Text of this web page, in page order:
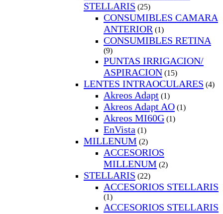
STELLARIS (25)
CONSUMIBLES CAMARA
ANTERIOR (1)
CONSUMIBLES RETINA
(9)
PUNTAS IRRIGACION/
ASPIRACION (15)
LENTES INTRAOCULARES (4)
Akreos Adapt (1)
Akreos Adapt AO (1)
Akreos MI60G (1)
EnVista (1)
MILLENUM (2)
ACCESORIOS
MILLENUM (2)
STELLARIS (22)
ACCESORIOS STELLARIS
(1)
ACCESORIOS STELLARIS